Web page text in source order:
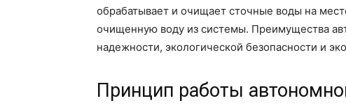
обрабатывает и очищает сточные воды на
очищенную воду из системы. Преимущества
надежности, экологической безопасности и
Принцип работы